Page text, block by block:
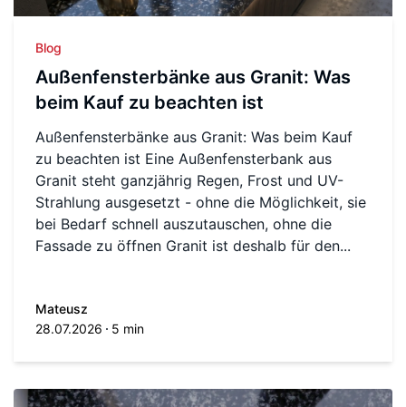
Blog
Außenfensterbänke aus Granit: Was
beim Kauf zu beachten ist
Außenfensterbänke aus Granit: Was beim Kauf
zu beachten ist Eine Außenfensterbank aus
Granit steht ganzjährig Regen, Frost und UV-
Strahlung ausgesetzt - ohne die Möglichkeit, sie
bei Bedarf schnell auszutauschen, ohne die
Fassade zu öffnen Granit ist deshalb für den...
Mateusz
28.07.2026
5 min